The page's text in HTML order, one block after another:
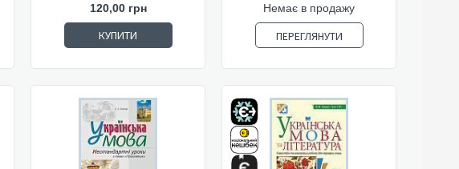
120,00 грн
КУПИТИ
Немає в продажу
ПЕРЕГЛЯНУТИ